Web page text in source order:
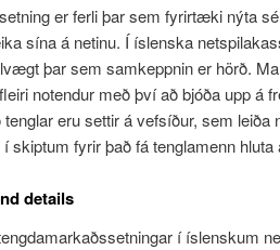
er ferli þar sem fyrirtæki nýta
sína á netinu. Í íslenska
þar sem samkeppnin er hörð.
notendur með því að bjóða upp á
eru settir á vefsíður, sem leiða
skiptum fyrir það fá tenglamenn
details
í íslenskum